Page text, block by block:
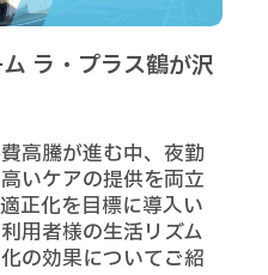
ラ・プラス鶴が沢
高騰が進む中、夜勤
いケアの提供を両立
正化を目標に導入い
用者様の生活リズム
の効果についてご紹